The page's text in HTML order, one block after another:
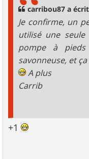
carribou87 a
Je confirme, un
utilisé une
pompe à
savonneuse, et
A plus
Carrib
+1